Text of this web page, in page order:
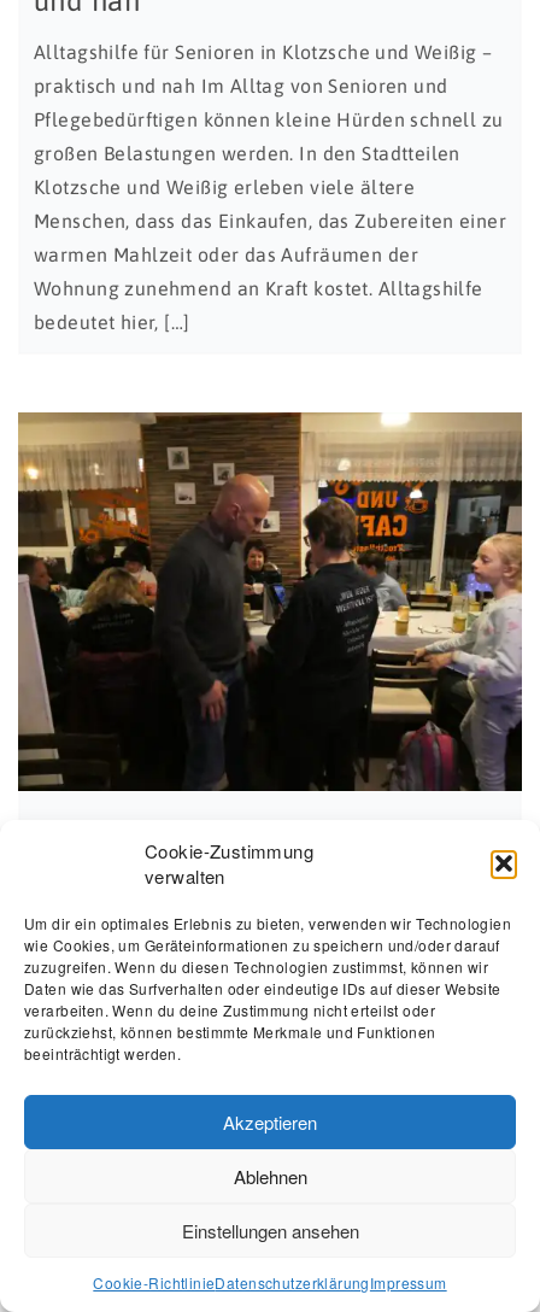
Cookie-Zustimmung
verwalten
Um dir ein optimales Erlebnis zu bieten, verwenden wir Technologien
wie Cookies, um Geräteinformationen zu speichern und/oder darauf
zuzugreifen. Wenn du diesen Technologien zustimmst, können wir
Daten wie das Surfverhalten oder eindeutige IDs auf dieser Website
verarbeiten. Wenn du deine Zustimmung nicht erteilst oder
zurückziehst, können bestimmte Merkmale und Funktionen
beeinträchtigt werden.
Akzeptieren
Ablehnen
Einstellungen ansehen
Cookie-RichtlinieDatenschutzerklärungImpressum
Alltagshilfe für Senioren in Klotzsche und Weißig –
praktisch und nah Im Alltag von Senioren und
Pflegebedürftigen können kleine Hürden schnell zu
großen Belastungen werden. In den Stadtteilen
Klotzsche und Weißig erleben viele ältere
Menschen, dass das Einkaufen, das Zubereiten einer
warmen Mahlzeit oder das Aufräumen der
Wohnung zunehmend an Kraft kostet. Alltagshilfe
bedeutet hier, […]
Pflegeüberforderung erkennen und
entlasten in Meißen und Radebeul
Pflegeüberforderung erkennen und entlasten in
Meißen und Radebeul Die Belastung, die entsteht,
wenn ein nahestehender Mensch dauerhaft pflegt,
nennt man Pflegeüberforderung. Immer mehr
Menschen in Meißen und Radebeul berichten, dass
Pflege ihres Elternteils oder Partners fast den
gesamten Tag einnimmt. Sie fühlen sich erschöpft,